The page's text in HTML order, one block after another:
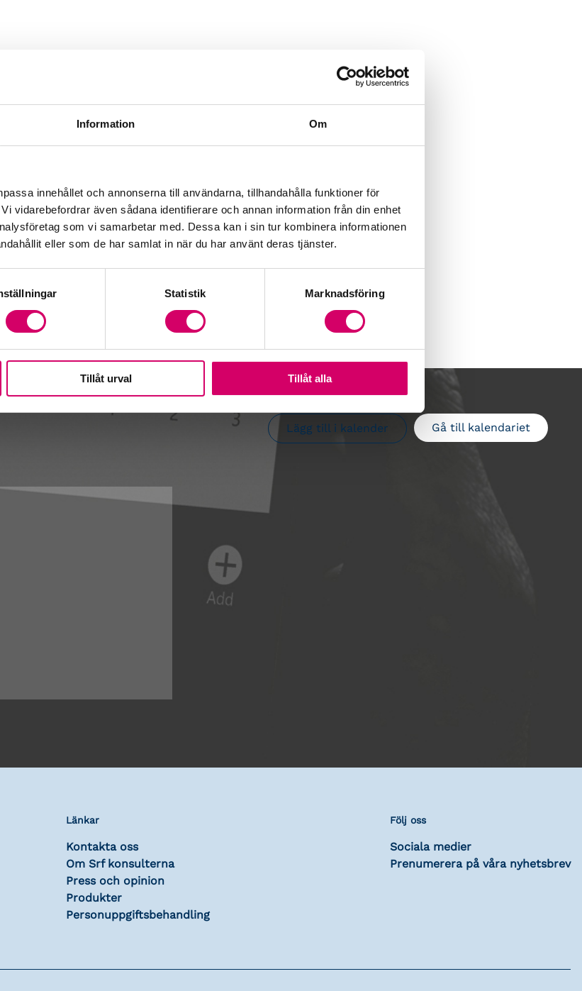
Information Om
innehållet och annonserna till användarna, tillhandahålla funktioner för
vidarebefordrar även sådana identifierare och annan information från din enhet
som vi samarbetar med. Dessa kan i sin tur kombinera informationen
eller som de har samlat in när du har använt deras tjänster.
Statistik Marknadsföring
Tillåt urval Tillåt alla
Gå till kalendariet
Lägg till i kalender
Länkar
Kontakta oss
Om Srf konsulterna
Press och opinion
Produkter
Personuppgiftsbehandling
Följ oss
Sociala medier
Prenumerera på våra nyhetsbrev